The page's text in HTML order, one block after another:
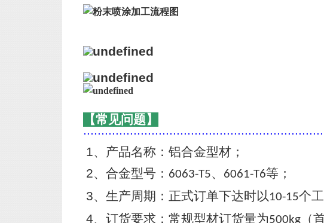
【常见问题】
1、产品名称：铝合金型材；
2、合金型号： 6063-T5、 6061-T6等；
3、生产周期：正式订单下达时以10-15个
4、订货要求：常规型材订货量为500kg（